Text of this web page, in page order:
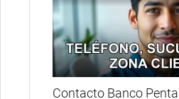
Contacto Banco